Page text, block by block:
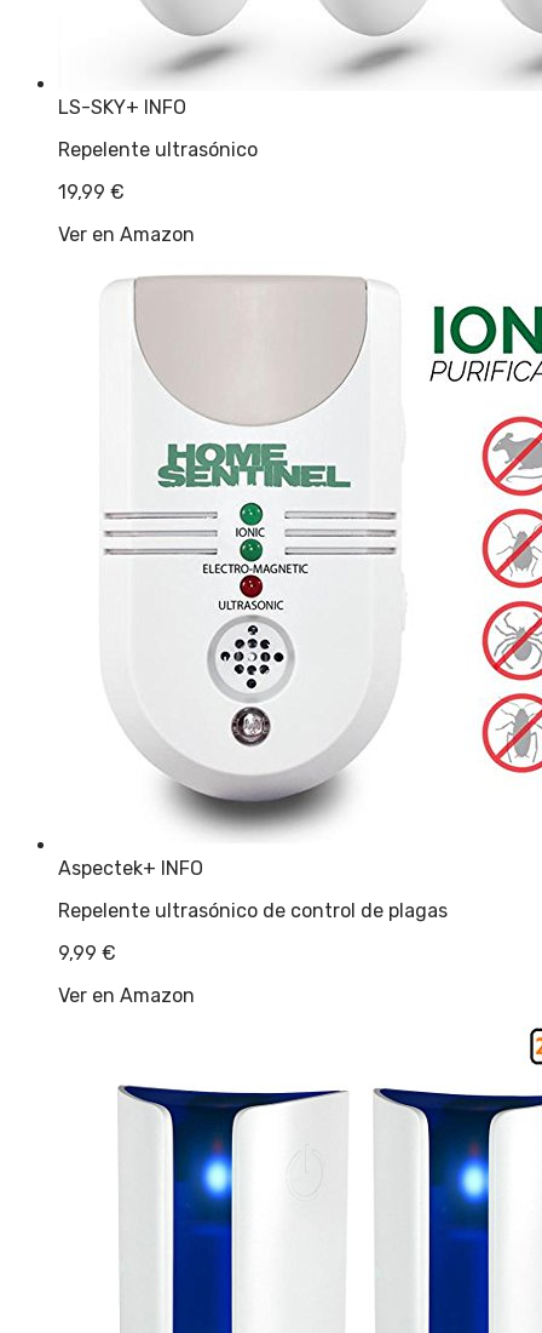
LS-SKY+ INFO
Repelente ultrasónico
19,99 €
Ver en Amazon
Aspectek+ INFO
Repelente ultrasónico de control de plagas
9,99 €
Ver en Amazon